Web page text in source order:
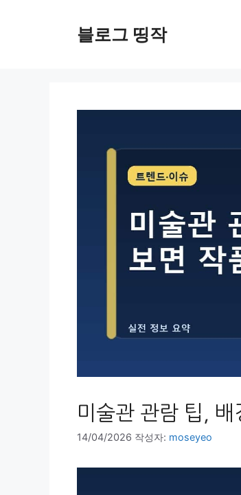
블로그 띵작
미술관 관람 팁,
14/04/2026 작성자: moseyeo